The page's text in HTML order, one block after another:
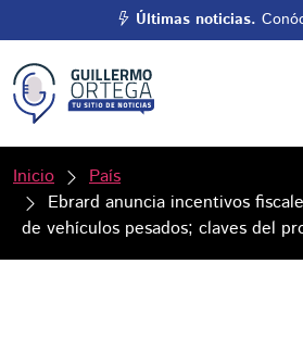
Últimas noticias.
Inicio
País
Ebrard anuncia incentivos
de vehículos pesados; claves del